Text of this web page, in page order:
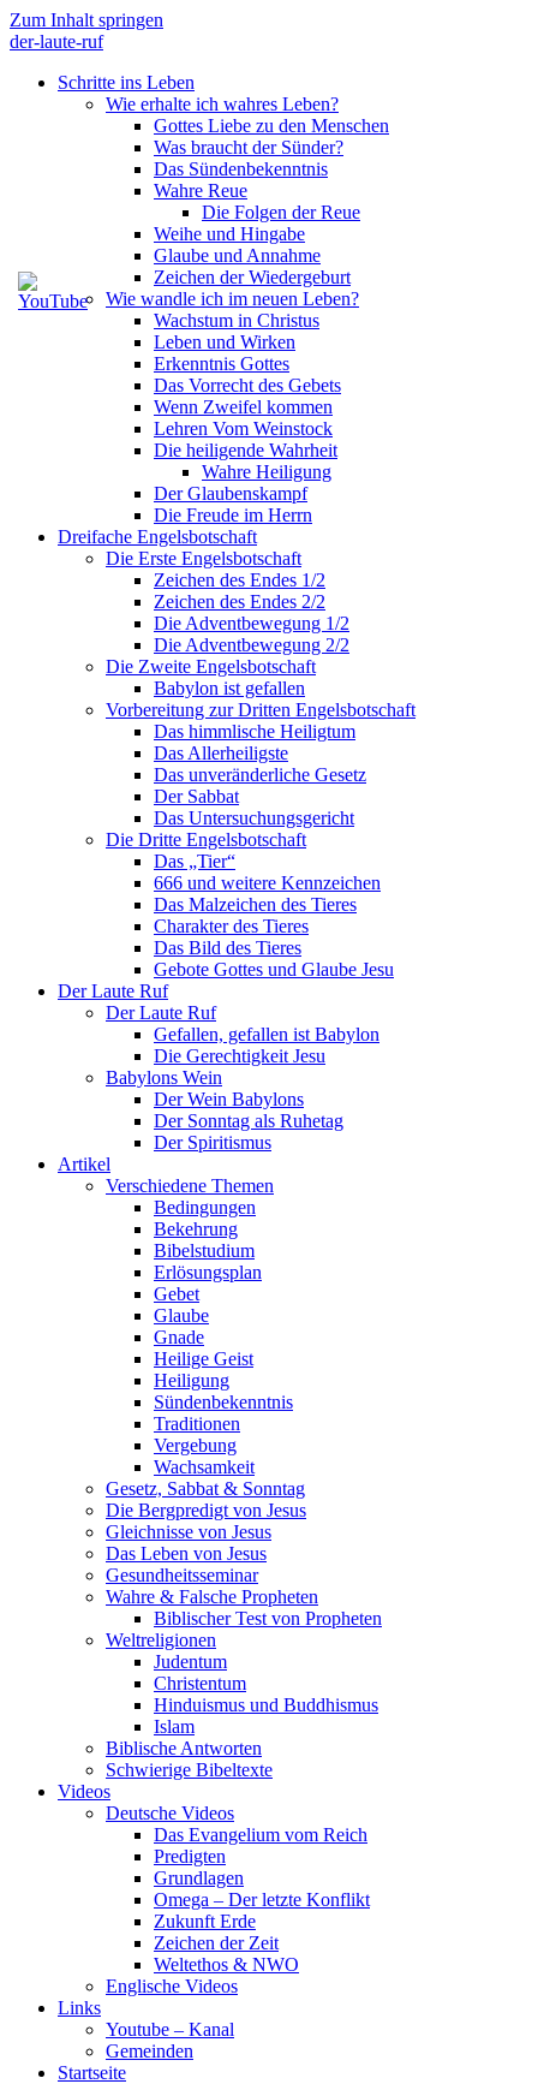
Zum Inhalt springen
der-laute-ruf
Schritte ins Leben
Wie erhalte ich wahres Leben?
Gottes Liebe zu den Menschen
Was braucht der Sünder?
Das Sündenbekenntnis
Wahre Reue
Die Folgen der Reue
Weihe und Hingabe
Glaube und Annahme
Zeichen der Wiedergeburt
Wie wandle ich im neuen Leben?
Wachstum in Christus
Leben und Wirken
Erkenntnis Gottes
Das Vorrecht des Gebets
Wenn Zweifel kommen
Lehren Vom Weinstock
Die heiligende Wahrheit
Wahre Heiligung
Der Glaubenskampf
Die Freude im Herrn
Dreifache Engelsbotschaft
Die Erste Engelsbotschaft
Zeichen des Endes 1/2
Zeichen des Endes 2/2
Die Adventbewegung 1/2
Die Adventbewegung 2/2
Die Zweite Engelsbotschaft
Babylon ist gefallen
Vorbereitung zur Dritten Engelsbotschaft
Das himmlische Heiligtum
Das Allerheiligste
Das unveränderliche Gesetz
Der Sabbat
Das Untersuchungsgericht
Die Dritte Engelsbotschaft
Das „Tier“
666 und weitere Kennzeichen
Das Malzeichen des Tieres
Charakter des Tieres
Das Bild des Tieres
Gebote Gottes und Glaube Jesu
Der Laute Ruf
Der Laute Ruf
Gefallen, gefallen ist Babylon
Die Gerechtigkeit Jesu
Babylons Wein
Der Wein Babylons
Der Sonntag als Ruhetag
Der Spiritismus
Artikel
Verschiedene Themen
Bedingungen
Bekehrung
Bibelstudium
Erlösungsplan
Gebet
Glaube
Gnade
Heilige Geist
Heiligung
Sündenbekenntnis
Traditionen
Vergebung
Wachsamkeit
Gesetz, Sabbat & Sonntag
Die Bergpredigt von Jesus
Gleichnisse von Jesus
Das Leben von Jesus
Gesundheitsseminar
Wahre & Falsche Propheten
Biblischer Test von Propheten
Weltreligionen
Judentum
Christentum
Hinduismus und Buddhismus
Islam
Biblische Antworten
Schwierige Bibeltexte
Videos
Deutsche Videos
Das Evangelium vom Reich
Predigten
Grundlagen
Omega – Der letzte Konflikt
Zukunft Erde
Zeichen der Zeit
Weltethos & NWO
Englische Videos
Links
Youtube – Kanal
Gemeinden
Startseite